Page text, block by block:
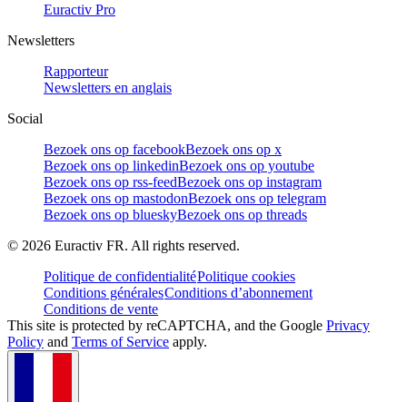
Euractiv Pro
Newsletters
Rapporteur
Newsletters en anglais
Social
Bezoek ons op facebookBezoek ons op x
Bezoek ons op linkedinBezoek ons op youtube
Bezoek ons op rss-feedBezoek ons op instagram
Bezoek ons op mastodonBezoek ons op telegram
Bezoek ons op blueskyBezoek ons op threads
© 2026 Euractiv FR. All rights reserved.
Politique de confidentialitéPolitique cookies
Conditions généralesConditions d’abonnement
Conditions de vente
This site is protected by reCAPTCHA, and the Google Privacy
Policy and Terms of Service apply.